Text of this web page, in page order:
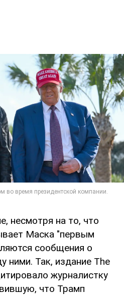
несмотря на то, что
Маска "первым
сообщения о
ними. Так, издание The
журналистку
что Трамп